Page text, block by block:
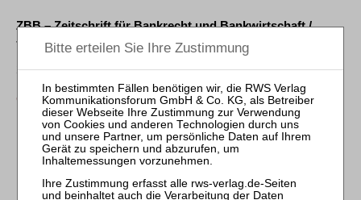
ZBB – Zeitschrift für Bankrecht und Bankwirtschaft /
Journal of Banking Law and Banking
2 Treffer
Guido Sopp
Fremdanteile in mehrstufigen Konzernen: Aufsichtsrechtliche
Behandlung nach CRR und Implikationen für die
Konsolidierungstechnik
ZBB 2013, 274